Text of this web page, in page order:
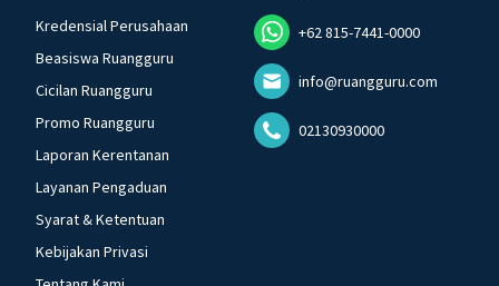
Kredensial Perusahaan
Beasiswa Ruangguru
Cicilan Ruangguru
Promo Ruangguru
Laporan Kerentanan
Layanan Pengaduan
Syarat & Ketentuan
Kebijakan Privasi
+62 815-7441-0000
info@ruangguru.com
02130930000